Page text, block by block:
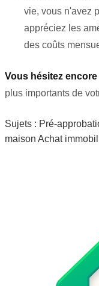
vie, vous n'avez
appréciez les
des coûts
Vous hésitez encore
plus importants de
Sujets : Pré-
maison Achat